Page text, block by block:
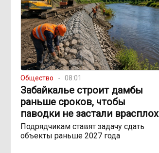
Общество 08:01
Забайкалье строит дамбы
раньше сроков, чтобы
паводки не застали врасплох
Подрядчикам ставят задачу сдать
объекты раньше 2027 года